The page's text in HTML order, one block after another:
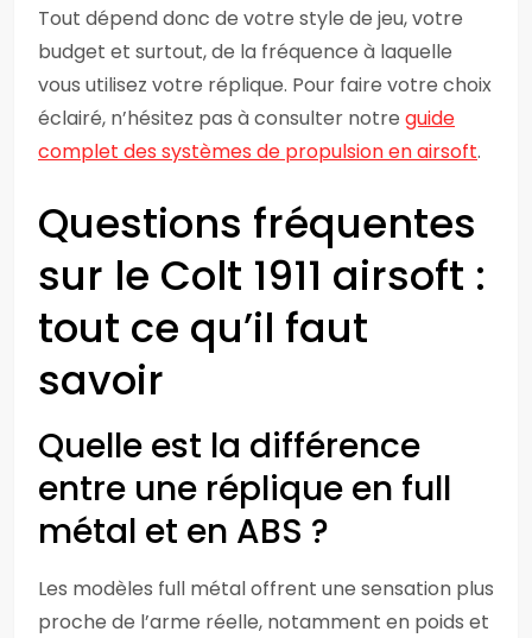
Tout dépend donc de votre style de jeu, votre
budget et surtout, de la fréquence à laquelle
vous utilisez votre réplique. Pour faire votre choix
éclairé, n’hésitez pas à consulter notre guide
complet des systèmes de propulsion en airsoft.
Questions fréquentes
sur le Colt 1911 airsoft :
tout ce qu’il faut
savoir
Quelle est la différence
entre une réplique en full
métal et en ABS ?
Les modèles full métal offrent une sensation plus
proche de l’arme réelle, notamment en poids et